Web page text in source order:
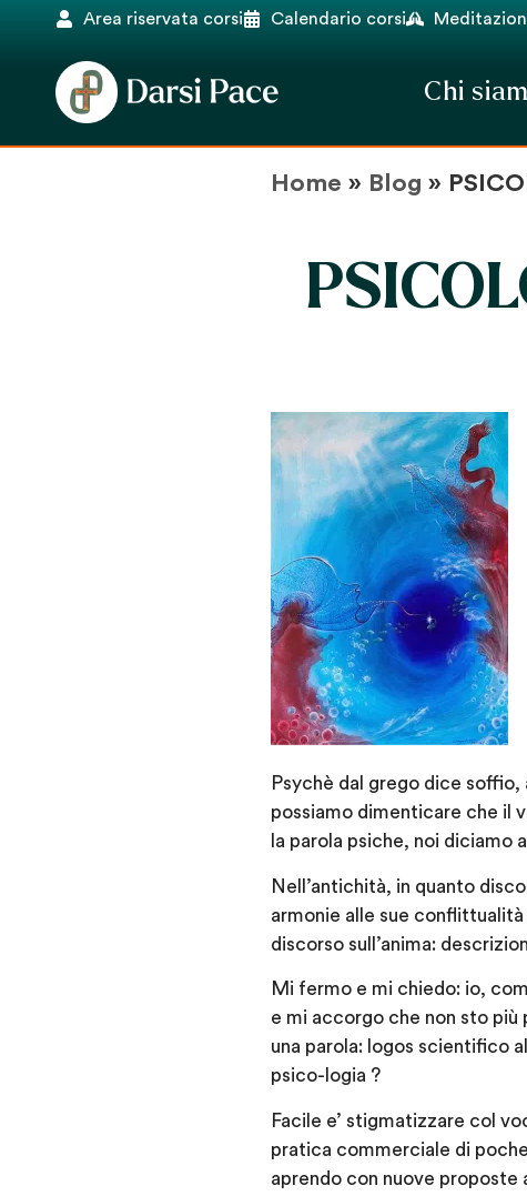
Area riservata corsi Calendario corsi
Chi
Home » Blog »
Psychè dal grego dice
possiamo dimenticare che il
la parola psiche, noi diciamo
Nell’antichità, in quanto
armonie alle sue
discorso sull’anima:
Mi fermo e mi chiedo: io,
e mi accorgo che non sto più
una parola: logos scientifico
psico-logia ?
Facile e’ stigmatizzare col
pratica commerciale di
aprendo con nuove proposte